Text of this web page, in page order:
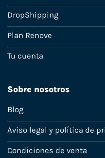
DropShipping
Plan Renove
Tu cuenta
Sobre nosotros
Blog
Aviso legal y política de
Condiciones de venta